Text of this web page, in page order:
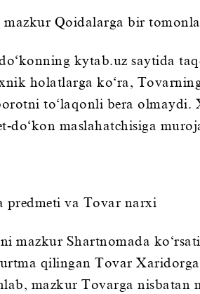
mazkur Qoidalarga bir
kytab.uz saytida
holatlarga ko‘ra,
to‘laqonli bera olmaydi.
do‘kon maslahatchisiga
predmeti va Tovar narxi
mazkur Shartnomada
qilingan Tovar
mazkur Tovarga